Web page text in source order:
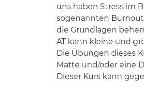
uns haben Stress im
sogenannten Burnout
die Grundlagen
AT kann kleine und
Die Übungen dieses
Matte und/oder eine
Dieser Kurs kann